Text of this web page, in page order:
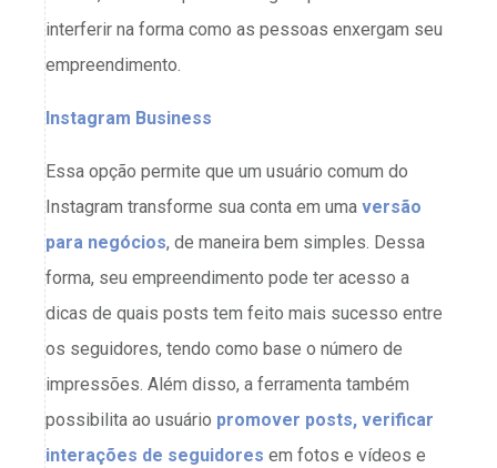
interferir na forma como as pessoas enxergam seu
empreendimento.
Instagram Business
Essa opção permite que um usuário comum do
Instagram transforme sua conta em uma versão
para negócios, de maneira bem simples. Dessa
forma, seu empreendimento pode ter acesso a
dicas de quais posts tem feito mais sucesso entre
os seguidores, tendo como base o número de
impressões. Além disso, a ferramenta também
possibilita ao usuário promover posts, verificar
interações de seguidores em fotos e vídeos e